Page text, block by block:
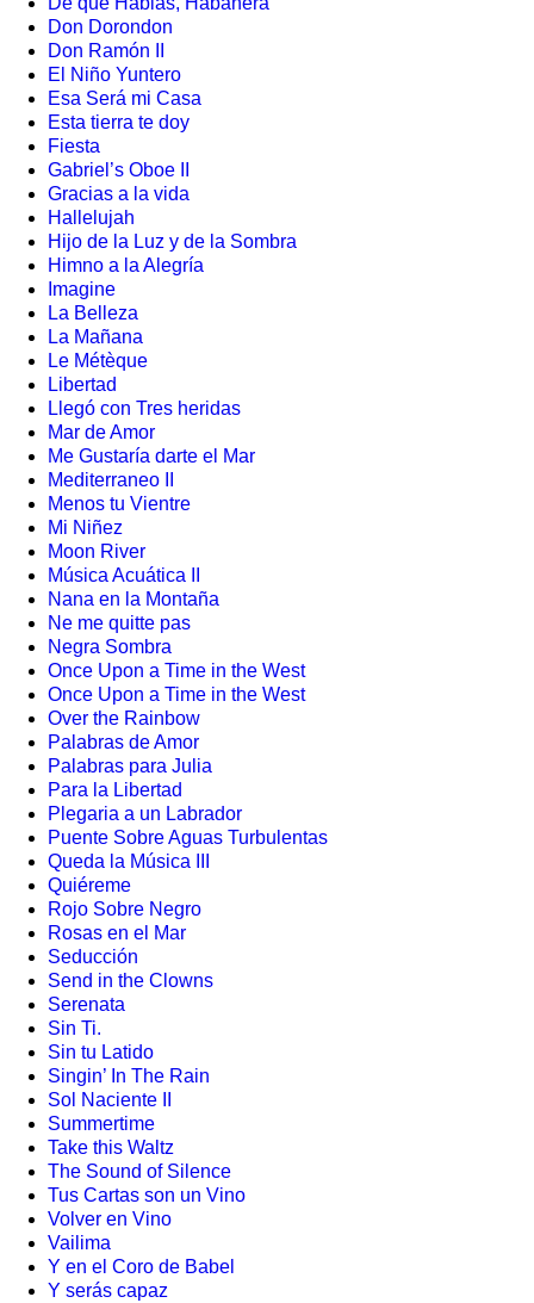
Don Dorondon
Don Ramón II
El Niño Yuntero
Esa Será mi Casa
Esta tierra te doy
Fiesta
Gabriel’s Oboe II
Gracias a la vida
Hallelujah
Hijo de la Luz y de la Sombra
Himno a la Alegría
Imagine
La Belleza
La Mañana
Le Métèque
Libertad
Llegó con Tres heridas
Mar de Amor
Me Gustaría darte el Mar
Mediterraneo II
Menos tu Vientre
Mi Niñez
Moon River
Música Acuática II
Nana en la Montaña
Ne me quitte pas
Negra Sombra
Once Upon a Time in the West
Once Upon a Time in the West
Over the Rainbow
Palabras de Amor
Palabras para Julia
Para la Libertad
Plegaria a un Labrador
Puente Sobre Aguas Turbulentas
Queda la Música III
Quiéreme
Rojo Sobre Negro
Rosas en el Mar
Seducción
Send in the Clowns
Serenata
Sin Ti.
Sin tu Latido
Singin’ In The Rain
Sol Naciente II
Summertime
Take this Waltz
The Sound of Silence
Tus Cartas son un Vino
Volver en Vino
Vailima
Y en el Coro de Babel
Y serás capaz